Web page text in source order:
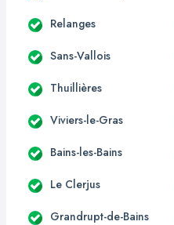
Relanges
Sans-Vallois
Thuillières
Viviers-le-Gras
Bains-les-Bains
Le Clerjus
Grandrupt-de-Bains